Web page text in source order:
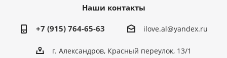
Наши контакты
+7 (915) 764-65-63 ilove.al@yandex.ru
г. Александров, Красный переулок, 13/1